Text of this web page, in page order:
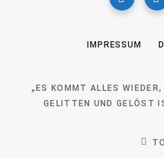
IMPRESSUM
„ES KOMMT ALLES
GELITTEN UND GELÖST